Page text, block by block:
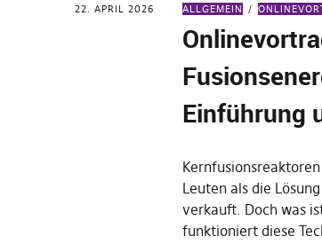
22. APRIL 2026 ALLGEMEIN
Einführung
Leuten als die
verkauft. Doch was
funktioniert diese